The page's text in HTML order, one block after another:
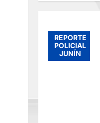
REPORTE
POLICIAL
JUNÍN